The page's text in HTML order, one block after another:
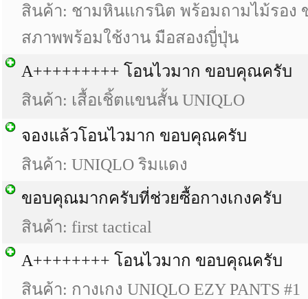
สินค้า: ชามหินแกรนิต พร้อมถามไม้รอง
สภาพพร้อมใช้งาน มือสองญี่ปุ่น
A+++++++++ โอนไวมาก ขอบคุณครับ
สินค้า: เสื้อเชิ้ตแขนสั้น UNIQLO
จองแล้วโอนไวมาก ขอบคุณครับ
สินค้า: UNIQLO ริมแดง
ขอบคุณมากครับที่ช่วยซื้อกางเกงครับ
สินค้า: first tactical
A++++++++ โอนไวมาก ขอบคุณครับ
สินค้า: กางเกง UNIQLO EZY PANTS #1